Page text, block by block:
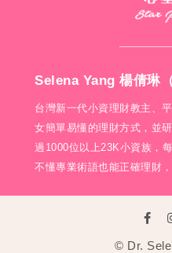
Selena Yang 楊倩琳（
台灣新一代小資理財教主、
女簡單易懂的理財方式，並
過1000位以上23K小資族，
不懂專業術語也能正確理財，
© Dr.